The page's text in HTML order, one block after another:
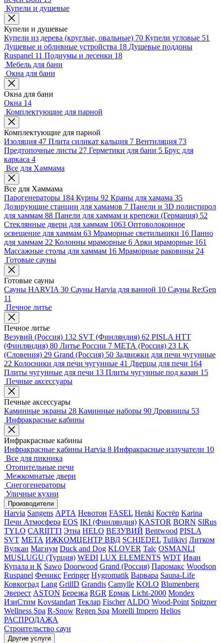
Купели и душевые
Купели и душевые
Купели из дерева (круглые, овальные) 70 Купели угловые 51
Душевые и обливные устройства 18 Душевые поддоны
Ruspanel 11 Подиумы и лесенки 18
Мебель для бани
Окна для бани
Окна для бани
Окна 14
Комплектующие для парной
Комплектующие для парной
Изоляция 47 Плита силикат кальция 7 Вентиляция 73
Предтопочные листы 27 Герметики для бани 5 Брус для
каркаса 4
Все для Хаммама
Все для Хаммама
Парогенераторы 184 Курны 92 Краны для хамама 35
Дозирующие станции для хамамов 7 Панели и 3D полистирол
для хаммам 88 Панели для хаммам и крепежи (Германия) 52
Стеклянные двери для хаммам 1063 Оптоволоконное
освещение для хаммам 63 Мраморные светильники 16 Панно
для хаммам 22 Колонны мраморные 6 Арки мраморные 161
Массажные столы для хаммам 16 Мраморные раковины 24
Готовые сауны
Готовые сауны
Сауны HARVIA 30 Сауны Harvia для ванной 10 Сауны Re:Gen
11
Печное литье
Печное литье
Везувий (Россия) 132 SVT (Финляндия) 62 PISLA HTT
(Финляндия) 80 Литье России 7 МЕТА (Россия) 23 LK
(Словения) 29 Grand (Россия) 50 Задвижки для печи чугунные
22 Колосники для печи чугунные 41 Дверцы для печи 164
Плиты чугунные для печи 13 Плиты чугунные под казан 15
Печные аксессуары
Печные аксессуары
Каминные экраны 28 Каминные наборы 90 Дровницы 53
Инфракрасные кабины
Инфракрасные кабины
Инфракрасные кабины Harvia 8 Инфракрасные излучатели 10
Все для пикника
Отопительные печи
Межкомнатые двери
Снегогенераторы
Уличные кухни
Производители
Harvia Sangens АРТА Невотон FASEL Henki Костёр Karina
Печи Атмосфера EOS IKI (Финляндия) KASTOR BORN SlRus
TYLO CARIITTI Этна HELO ВЕЗУВИЙ Bentwood PISLA
SVT МЕТА ИЖКОМЦЕНТР ВВД SCHIEDEL Tulikivi Литком
Вулкан Магнум Duck and Dog KLOVER Talc OSMANLI
MUSLUGU (Турция) WEDI LUX ELEMENTS WDT Иван
Купала и К Sawo Doorwood Grand (Россия) Паромакс Woodson
Ruspanel Феникс Feringer Hygromatik Варвара Sauna-Life
Ковкоград Lang GrillD Grandis Camylle KOLO Blumenberg
Эверест ASTON Березка RGR Ермак Licht-2000 Mondex
ИзиСтим Kovstandart Теклар Fischer ALDO Wood-Point Spitzner
Wellness Spa R-Snow Regen Spa Morelli Impero Helios
РАСПРОДАЖА
Строительство саун
Другие услуги